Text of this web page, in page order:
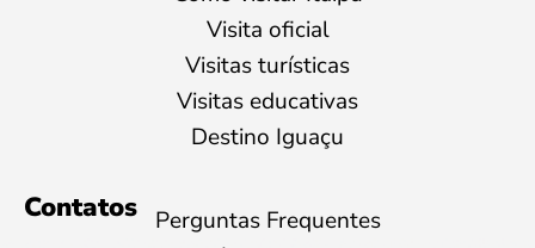
Visita oficial
Visitas turísticas
Visitas educativas
Destino Iguaçu
Contatos
Perguntas Frequentes